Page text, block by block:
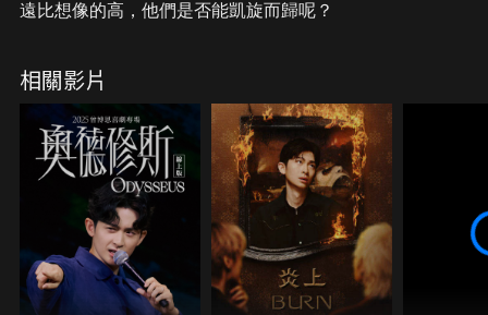
遠比想像的高，他們是否能凱旋而歸呢？
相關影片